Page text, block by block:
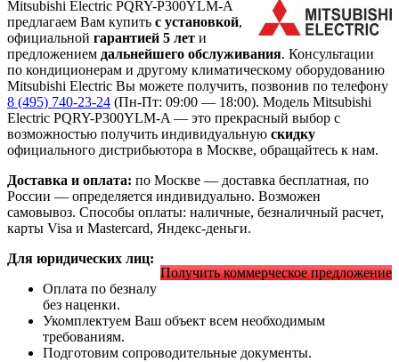
Mitsubishi Electric PQRY-P300YLM-A
предлагаем Вам купить с установкой,
официальной гарантией 5 лет и
предложением дальнейшего обслуживания. Консультации
по кондиционерам и другому климатическому оборудованию
Mitsubishi Electric Вы можете получить, позвонив по телефону
8 (495) 740-23-24 (Пн-Пт: 09:00 — 18:00). Модель Mitsubishi
Electric PQRY-P300YLM-A — это прекрасный выбор с
возможностью получить индивидуальную скидку
официального дистрибьютора в Москве, обращайтесь к нам.
Доставка и оплата: по Москве — доставка бесплатная, по
России — определяется индивидуально. Возможен
самовывоз. Способы оплаты: наличные, безналичный расчет,
карты Visa и Mastercard, Яндекс-деньги.
Получить коммерческое предложение
Для юридических лиц:
Оплата по безналу
без наценки.
Укомплектуем Ваш объект всем необходимым
требованиям.
Подготовим сопроводительные документы.